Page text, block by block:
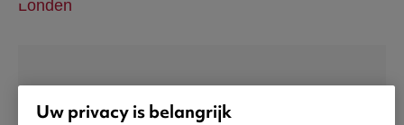
Londen
Uw privacy is belangrijk